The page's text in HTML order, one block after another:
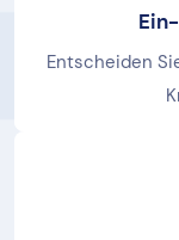
Entscheiden